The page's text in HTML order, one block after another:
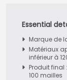
Marque de
Matériaux
inférieur à
Produit
100 mailles